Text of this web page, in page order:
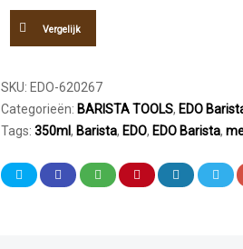
350ml
Vergelijk
SKU: EDO-620267
Categorieën: BARISTA TOOLS, EDO
Tags: 350ml, Barista, EDO, EDO Barista,